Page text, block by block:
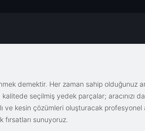
demektir. Her zaman sahip olduğunuz
seçilmiş yedek parçalar; aracınızı
ve kesin çözümleri oluşturacak profesyonel
sunuyoruz.